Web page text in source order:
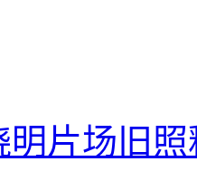
明片场旧